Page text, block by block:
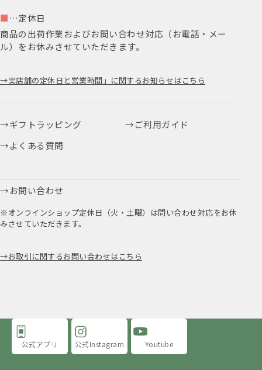
■ …定休日
商品の出荷作業およびお問い合わせ対応（お電話・メー
ル）をお休みさせていただきます。
実店舗の定休日と営業時間」に関するお知らせはこちら
ギフトラッピング
ご利用ガイド
よくある質問
お問い合わせ
※オンラインショップ定休日（火・土曜）は問い合わせ対応をお休
みさせていただきます。
お取引に関するお問い合わせはこちら
公式アプリ 公式Instagram Youtube